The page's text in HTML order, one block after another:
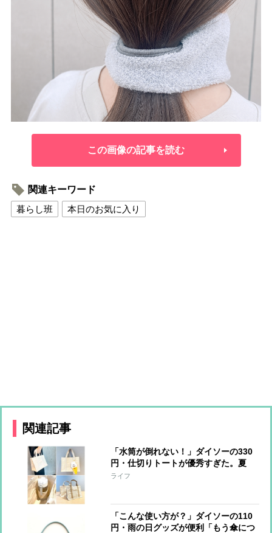
この画像の記事を読む
関連キーワード
暮らし班
本日のお気に入り
関連記事
「水筒が倒れない！」ダイソーの330
円・仕切りトートが優秀すぎた。夏
の“ご近所バッグ”に【本日のお気に入
ライフ
「こんな使い方が？」ダイソーの110
円・雨の日グッズが便利「もう傘につ